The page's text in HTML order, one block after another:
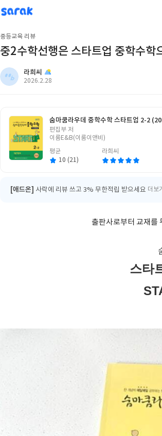
sarak
라희씨
중등교육 리뷰
중2수학선행은 스타트업 중학수학
라희씨
작
2026.2.28
숨마쿰라우데 중학수학 스타트업 2-2
글
쓴
편집부 저
이룸E&B(이룸이앤비)
평균
10 (21)
라희씨
[애드온] 사락에 리뷰 쓰고 3% 무한적립 받으세요 더보기
출판사로부터 교재를
스타